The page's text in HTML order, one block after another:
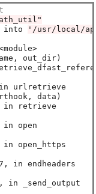
into
'/usr/local/
out_dir)
urlretrieve
data )
in retrieve
open
open_https
in endheaders
in _send_output